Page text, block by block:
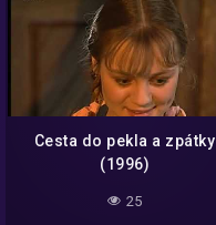
Cesta do pekla a zpátky
(1996)
25